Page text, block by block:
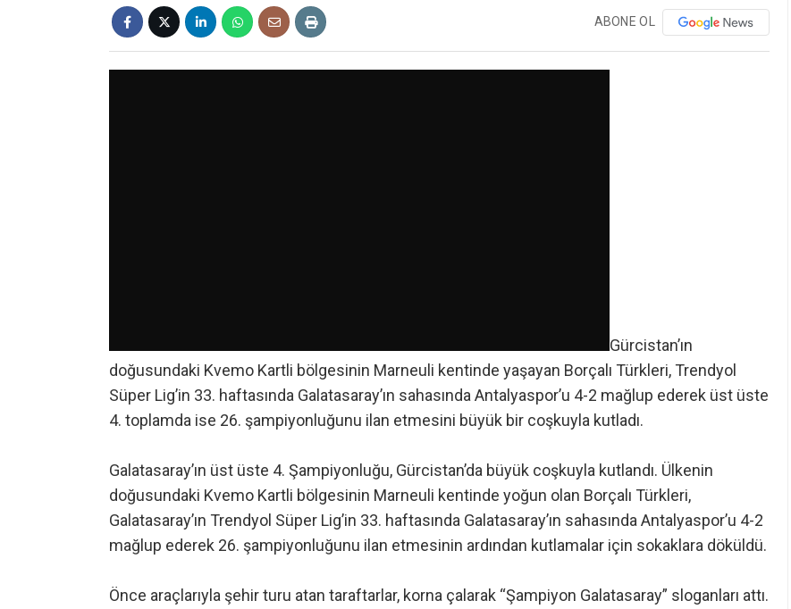
ABONE OL
Gürcistan’ın
doğusundaki Kvemo Kartli bölgesinin Marneuli kentinde yaşayan Borçalı Türkleri, Trendyol
Süper Lig’in 33. haftasında Galatasaray’ın sahasında Antalyaspor’u 4-2 mağlup ederek üst üste
4. toplamda ise 26. şampiyonluğunu ilan etmesini büyük bir coşkuyla kutladı.
Galatasaray’ın üst üste 4. Şampiyonluğu, Gürcistan’da büyük coşkuyla kutlandı. Ülkenin
doğusundaki Kvemo Kartli bölgesinin Marneuli kentinde yoğun olan Borçalı Türkleri,
Galatasaray’ın Trendyol Süper Lig’in 33. haftasında Galatasaray’ın sahasında Antalyaspor’u 4-2
mağlup ederek 26. şampiyonluğunu ilan etmesinin ardından kutlamalar için sokaklara döküldü.
Önce araçlarıyla şehir turu atan taraftarlar, korna çalarak “Şampiyon Galatasaray” sloganları attı.